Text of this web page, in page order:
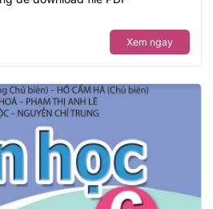
Xem ngay